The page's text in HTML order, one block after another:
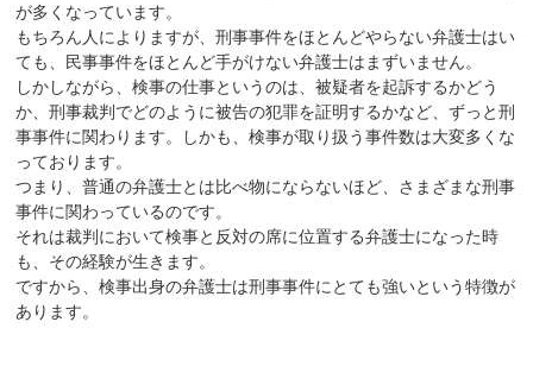
が多くなっています。
もちろん人によりますが、刑事事件をほとんどやらない弁護士はい
ても、民事事件をほとんど手がけない弁護士はまずいません。
しかしながら、検事の仕事というのは、被疑者を起訴するかどう
か、刑事裁判でどのように被告の犯罪を証明するかなど、ずっと刑
事事件に関わります。しかも、検事が取り扱う事件数は大変多くな
っております。
つまり、普通の弁護士とは比べ物にならないほど、さまざまな刑事
事件に関わっているのです。
それは裁判において検事と反対の席に位置する弁護士になった時
も、その経験が生きます。
ですから、検事出身の弁護士は刑事事件にとても強いという特徴が
あります。